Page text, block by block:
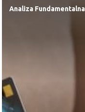
Analiza Fundamentalna